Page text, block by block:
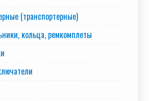
(транспортерные)
кольца, ремкомплеты